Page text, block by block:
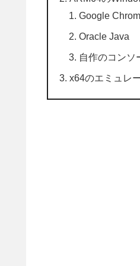
Google
Oracle Java
自作のコンソ
x64のエミュレ